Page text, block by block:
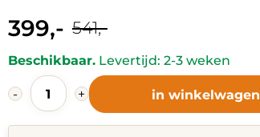
399,-
Current
price
is:
399,-.
541,-
Original
price
was:
541,-.
Beschikbaar.Levertijd: 2-3 weken
-
Jarnac
Ladekast
Houtskleur
quantity
+ in winkelwagen